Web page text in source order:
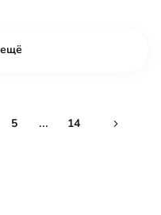
5 ... 14